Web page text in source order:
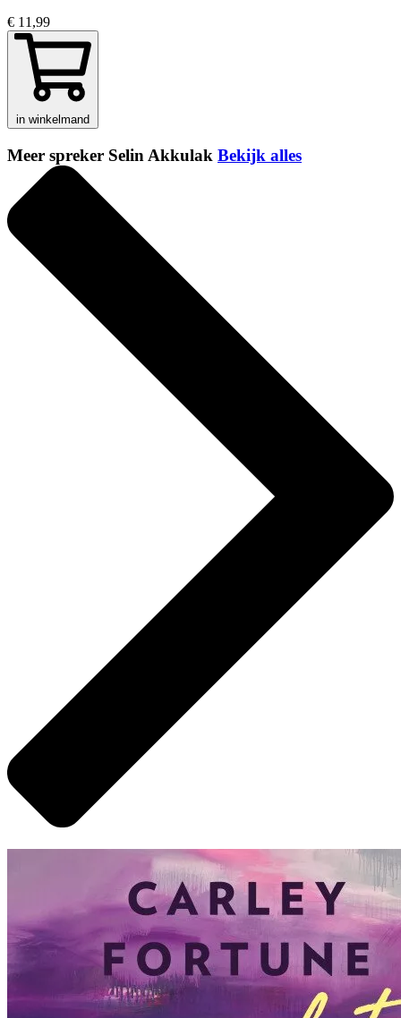
€ 11,99
in winkelmand
Meer spreker Selin Akkulak Bekijk alles